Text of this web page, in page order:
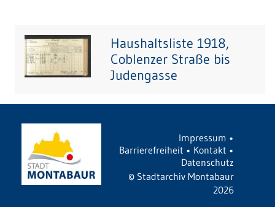
Haushaltsliste 1918,
Coblenzer Straße bis
Judengasse
Impressum •
Barrierefreiheit • Kontakt •
Datenschutz
© Stadtarchiv Montabaur
2026